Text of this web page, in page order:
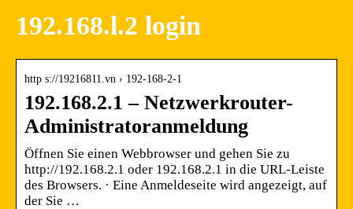
192.168.l.2 login
http s://19216811.vn › 192-168-2-1
192.168.2.1 – Netzwerkrouter-
Administratoranmeldung
Öffnen Sie einen Webbrowser und gehen Sie zu
http://192.168.2.1 oder 192.168.2.1 in die URL-Leiste
des Browsers. · Eine Anmeldeseite wird angezeigt, auf
der Sie …